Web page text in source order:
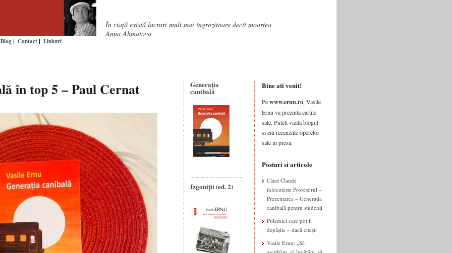
Blog Contact Linkuri
În viaţă există lucruri mult mai îngrozitoare decît moartea
Anna Ahmatova
în top 5 – Paul Cernat Generaţia
canibală
Izgoniții (ed. 2)
Bine ati venit!
Pewww.ernu.ro, Vasile
Ernu va prezinta cartile
sale. Puteti vizita blogul
si citi recenziile operelor
sale in presa.
Posturi si articole
Când Claude
înlocuiește Profesorul –
Prezentarea – Generația
canibală pentru studenți
Polemici care pot fi
depășite – dacă citești
Vasile Ernu: „Să